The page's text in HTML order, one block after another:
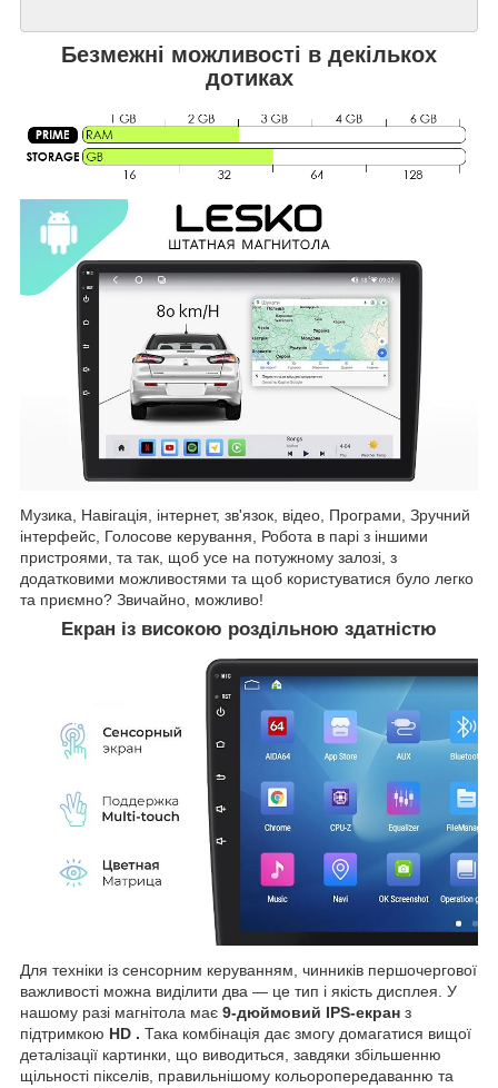
Безмежні можливості в декількох
дотиках
Музика, Навігація, інтернет, зв'язок, відео, Програми, Зручний
інтерфейс, Голосове керування, Робота в парі з іншими
пристроями, та так, щоб усе на потужному залозі, з
додатковими можливостями та щоб користуватися було легко
та приємно? Звичайно, можливо!
Екран із високою роздільною здатністю
Для техніки із сенсорним керуванням, чинників першочергової
важливості можна виділити два — це тип і якість дисплея. У
нашому разі магнітола має 9-дюймовий IPS-екран з
підтримкою HD . Така комбінація дає змогу домагатися вищої
деталізації картинки, що виводиться, завдяки збільшенню
щільності пікселів, правильнішому кольоропередаванню та